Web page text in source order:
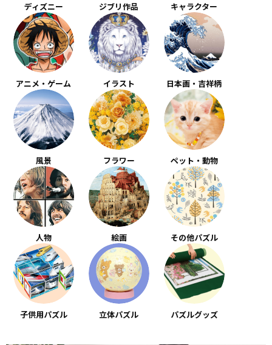
ディズニー ジブリ作品 キャラクター
アニメ・ゲーム イラスト 日本画・吉祥柄
風景 フラワー ペット・動物
人物 絵画 その他パズル
子供用パズル 立体パズル パズルグッズ